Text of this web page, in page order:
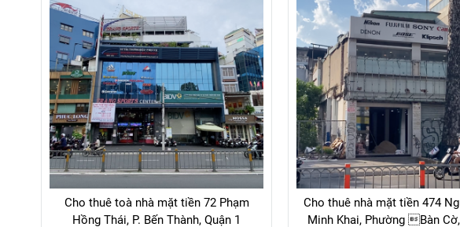
Cho thuê toà nhà mặt tiền 72 Phạm
Hồng Thái, P. Bến Thành, Quận 1
Cho thuê nhà mặt tiền 474
Minh Khai, Phường Bàn